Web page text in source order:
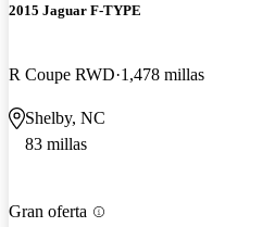
2015 Jaguar F-TYPE
R Coupe RWD 1,478 millas
Shelby, NC
83 millas
Gran oferta